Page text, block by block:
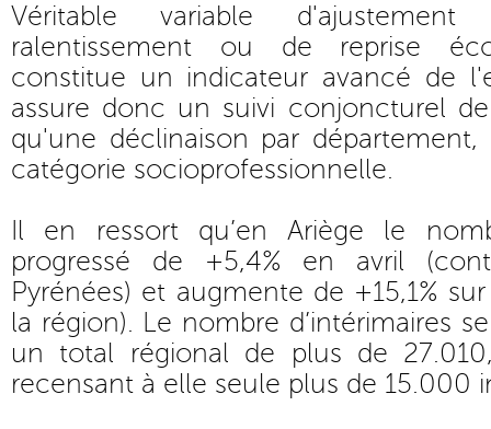
Véritable variable
ralentissement ou de reprise
constitue un indicateur avancé de
assure donc un suivi conjoncturel
qu'une déclinaison par
catégorie socioprofessionnelle.
Il en ressort qu’en Ariège le
progressé de +5,4% en avril
Pyrénées) et augmente de +15,1%
la région). Le nombre d’intérimaires
un total régional de plus de
recensant à elle seule plus de 15.000